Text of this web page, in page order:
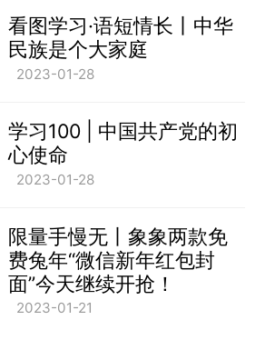
看图学习·语短情长丨中华
民族是个大家庭
2023-01-28
学习100 | 中国共产党的初
心使命
2023-01-28
限量手慢无丨象象两款免
费兔年“微信新年红包封
面”今天继续开抢！
2023-01-21